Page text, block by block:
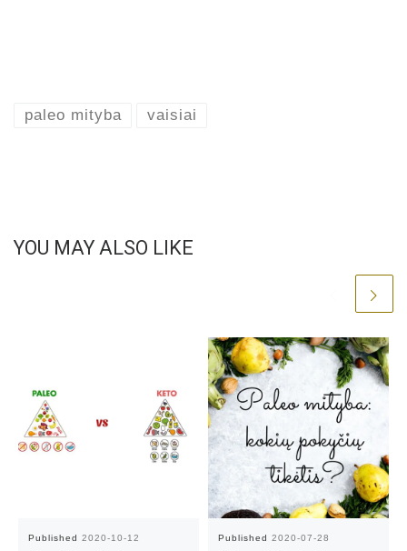
paleo mityba vaisiai
YOU MAY ALSO LIKE
Published 2020-10-12 Published 2020-07-28